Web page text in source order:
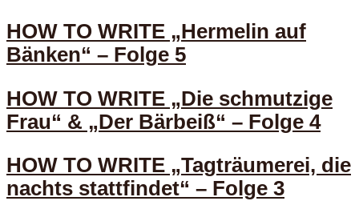
HOW TO WRITE „Hermelin auf
Bänken“ – Folge 5
HOW TO WRITE „Die schmutzige
Frau“ & „Der Bärbeiß“ – Folge 4
HOW TO WRITE „Tagträumerei, die
nachts stattfindet“ – Folge 3